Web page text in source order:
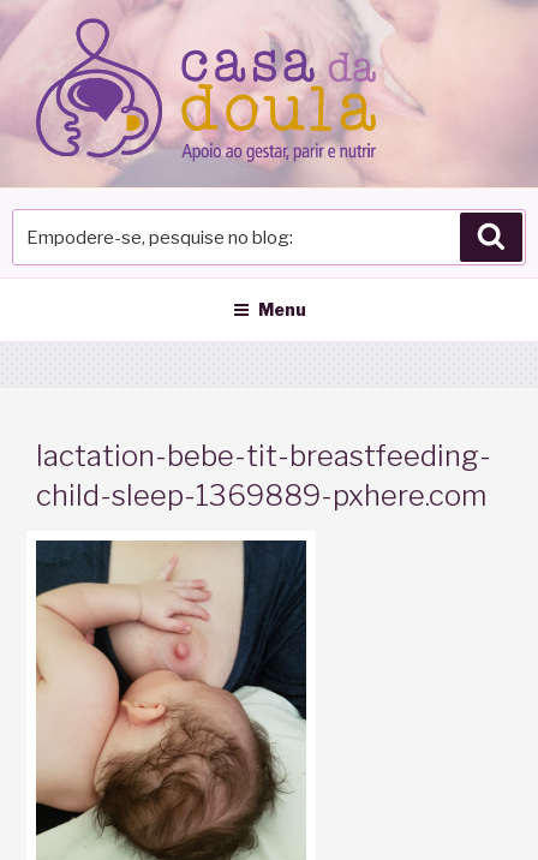
Pular
para
conteúdo
pesquise
blog
Menu
lactation-bebe-tit-breastfeeding-
child-sleep-1369889-pxhere.com